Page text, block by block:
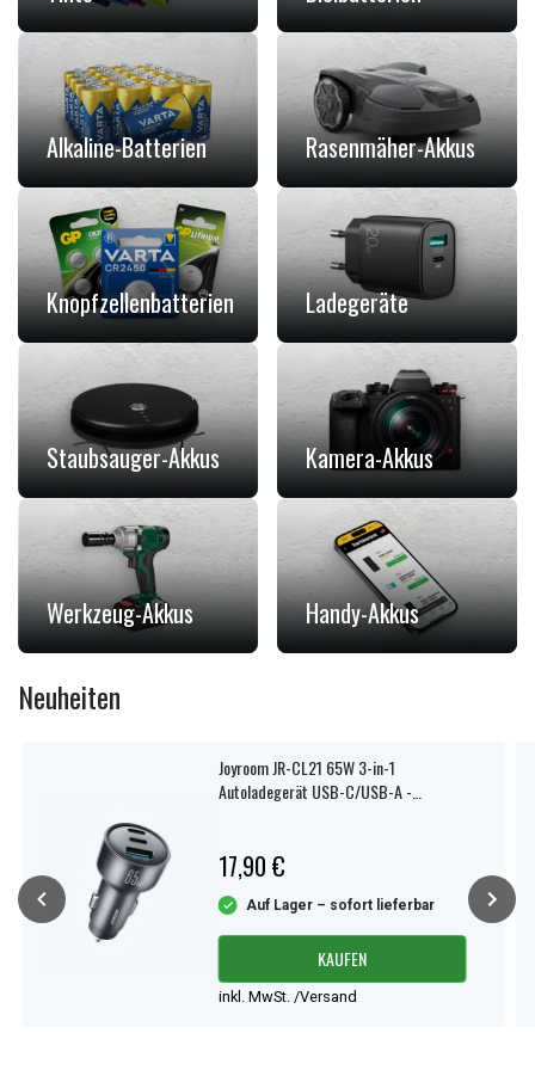
Alkaline-Batterien Rasenmäher-Akkus
Knopfzellenbatterien Ladegeräte
Staubsauger-Akkus Kamera-Akkus
Werkzeug-Akkus Handy-Akkus
Neuheiten
Joyroom JR-CL21 65W 3-in-1
Autoladegerät USB-C/USB-A -
17,90 €
Auf Lager – sofort lieferbar
KAUFEN
inkl. MwSt. /Versand